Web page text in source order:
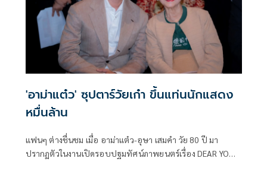
'อาม่าแต๋ว' ซุปตาร์วัยเก๋า ขึ้นแท่นนักแสดง
หมื่นล้าน
แฟนๆ ต่างชื่นชม เมื่อ อาม่าแต๋ว-อุษา เสมคำ วัย 80 ปี มา
ปรากฏตัวในงานเปิดรอบปฐมทัศน์ภาพยนตร์เรื่อง DEAR YOU